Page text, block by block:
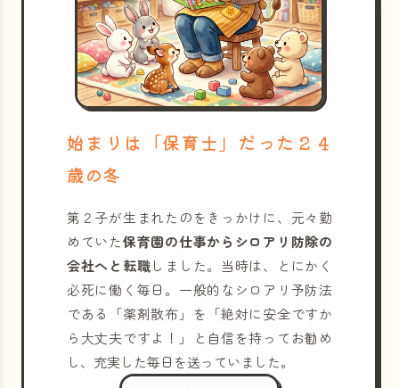
始まりは「保育士」だった２４
歳の冬
第２子が生まれたのをきっかけに、元々勤
めていた保育園の仕事からシロアリ防除の
会社へと転職しました。当時は、とにかく
必死に働く毎日。一般的なシロアリ予防法
である「薬剤散布」を「絶対に安全ですか
ら大丈夫ですよ！」と自信を持ってお勧め
し、充実した毎日を送っていました。